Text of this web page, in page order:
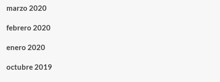
marzo 2020
febrero 2020
enero 2020
octubre 2019